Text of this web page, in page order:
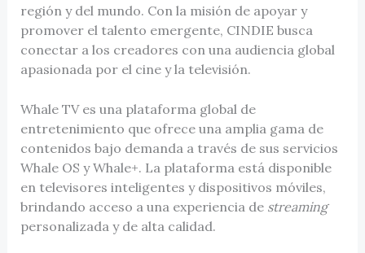
región y del mundo. Con la misión de apoyar y
promover el talento emergente, CINDIE busca
conectar a los creadores con una audiencia global
apasionada por el cine y la televisión.
Whale TV es una plataforma global de
entretenimiento que ofrece una amplia gama de
contenidos bajo demanda a través de sus servicios
Whale OS y Whale+. La plataforma está disponible
en televisores inteligentes y dispositivos móviles,
brindando acceso a una experiencia de streaming
personalizada y de alta calidad.